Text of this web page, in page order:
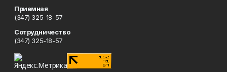
Приемная
(347) 325-18-57
Сотрудничество
(347) 325-18-57